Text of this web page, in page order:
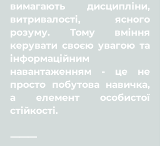
вимагають дисципліни,
витривалості, ясного
розуму. Тому вміння
керувати своєю увагою та
інформаційним
навантаженням - це не
просто побутова навичка,
а елемент особистої
стійкості.
⸻